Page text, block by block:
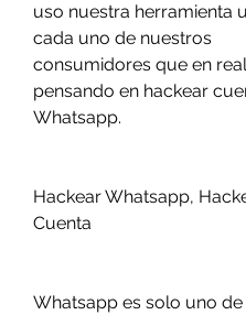
uso nuestra herramienta
cada uno de nuestros
consumidores que en
pensando en hackear
Whatsapp.
Hackear Whatsapp,
Cuenta
Whatsapp es solo uno